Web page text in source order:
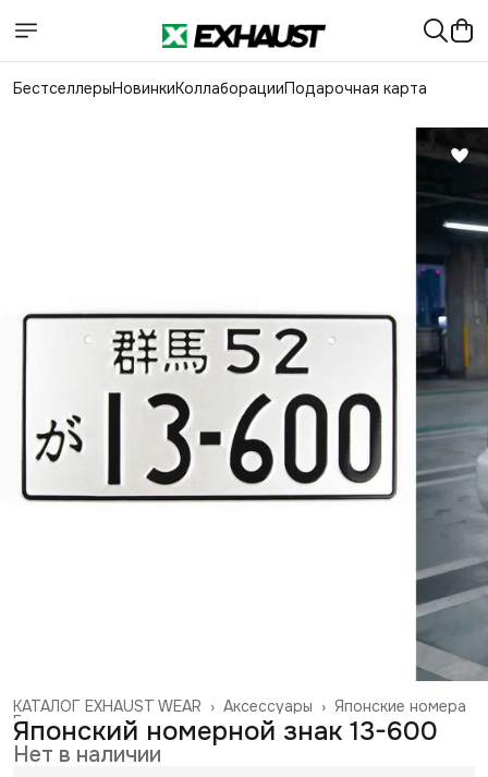
БестселлерыНовинкиКоллаборацииПодарочная карта
Японские номера
Аксессуары ›
КАТАЛОГ EXHAUST WEAR ›
Главная ›
Японский номерной знак 13-600
Нет в наличии